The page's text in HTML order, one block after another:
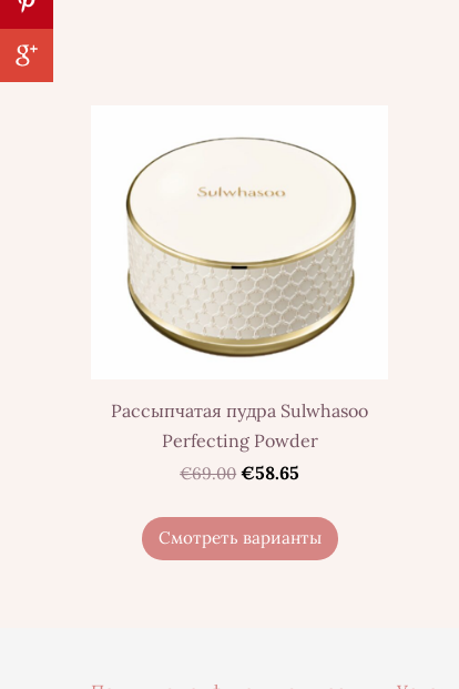
Рассыпчатая пудра Sulwhasoo
Perfecting Powder
€69.00 €58.65
Смотреть варианты